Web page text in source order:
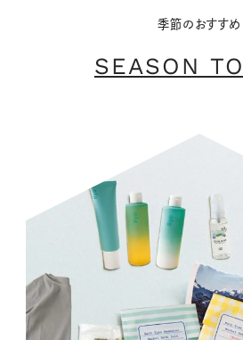
季節のおすすめ
SEASON